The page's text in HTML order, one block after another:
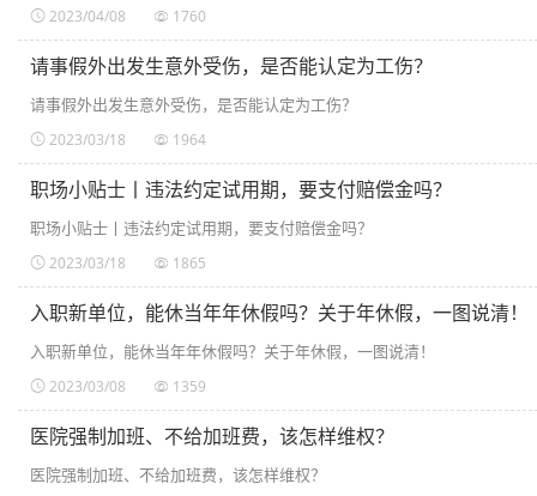
2023/04/08 1760
请事假外出发生意外受伤，是否能认定为工伤？
请事假外出发生意外受伤，是否能认定为工伤？
2023/03/18 1964
职场小贴士丨违法约定试用期，要支付赔偿金吗？
职场小贴士丨违法约定试用期，要支付赔偿金吗？
2023/03/18 1865
入职新单位，能休当年年休假吗？关于年休假，一图说清！
入职新单位，能休当年年休假吗？关于年休假，一图说清！
2023/03/08 1359
医院强制加班、不给加班费，该怎样维权？
医院强制加班、不给加班费，该怎样维权？